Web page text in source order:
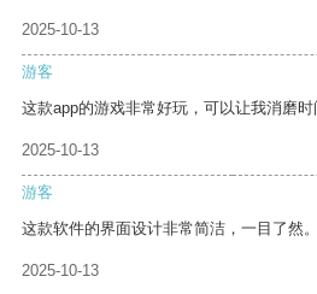
2025-10-13
游客
这款app的游戏非常好玩，可以让我消磨时
2025-10-13
游客
这款软件的界面设计非常简洁，一目了然。
2025-10-13